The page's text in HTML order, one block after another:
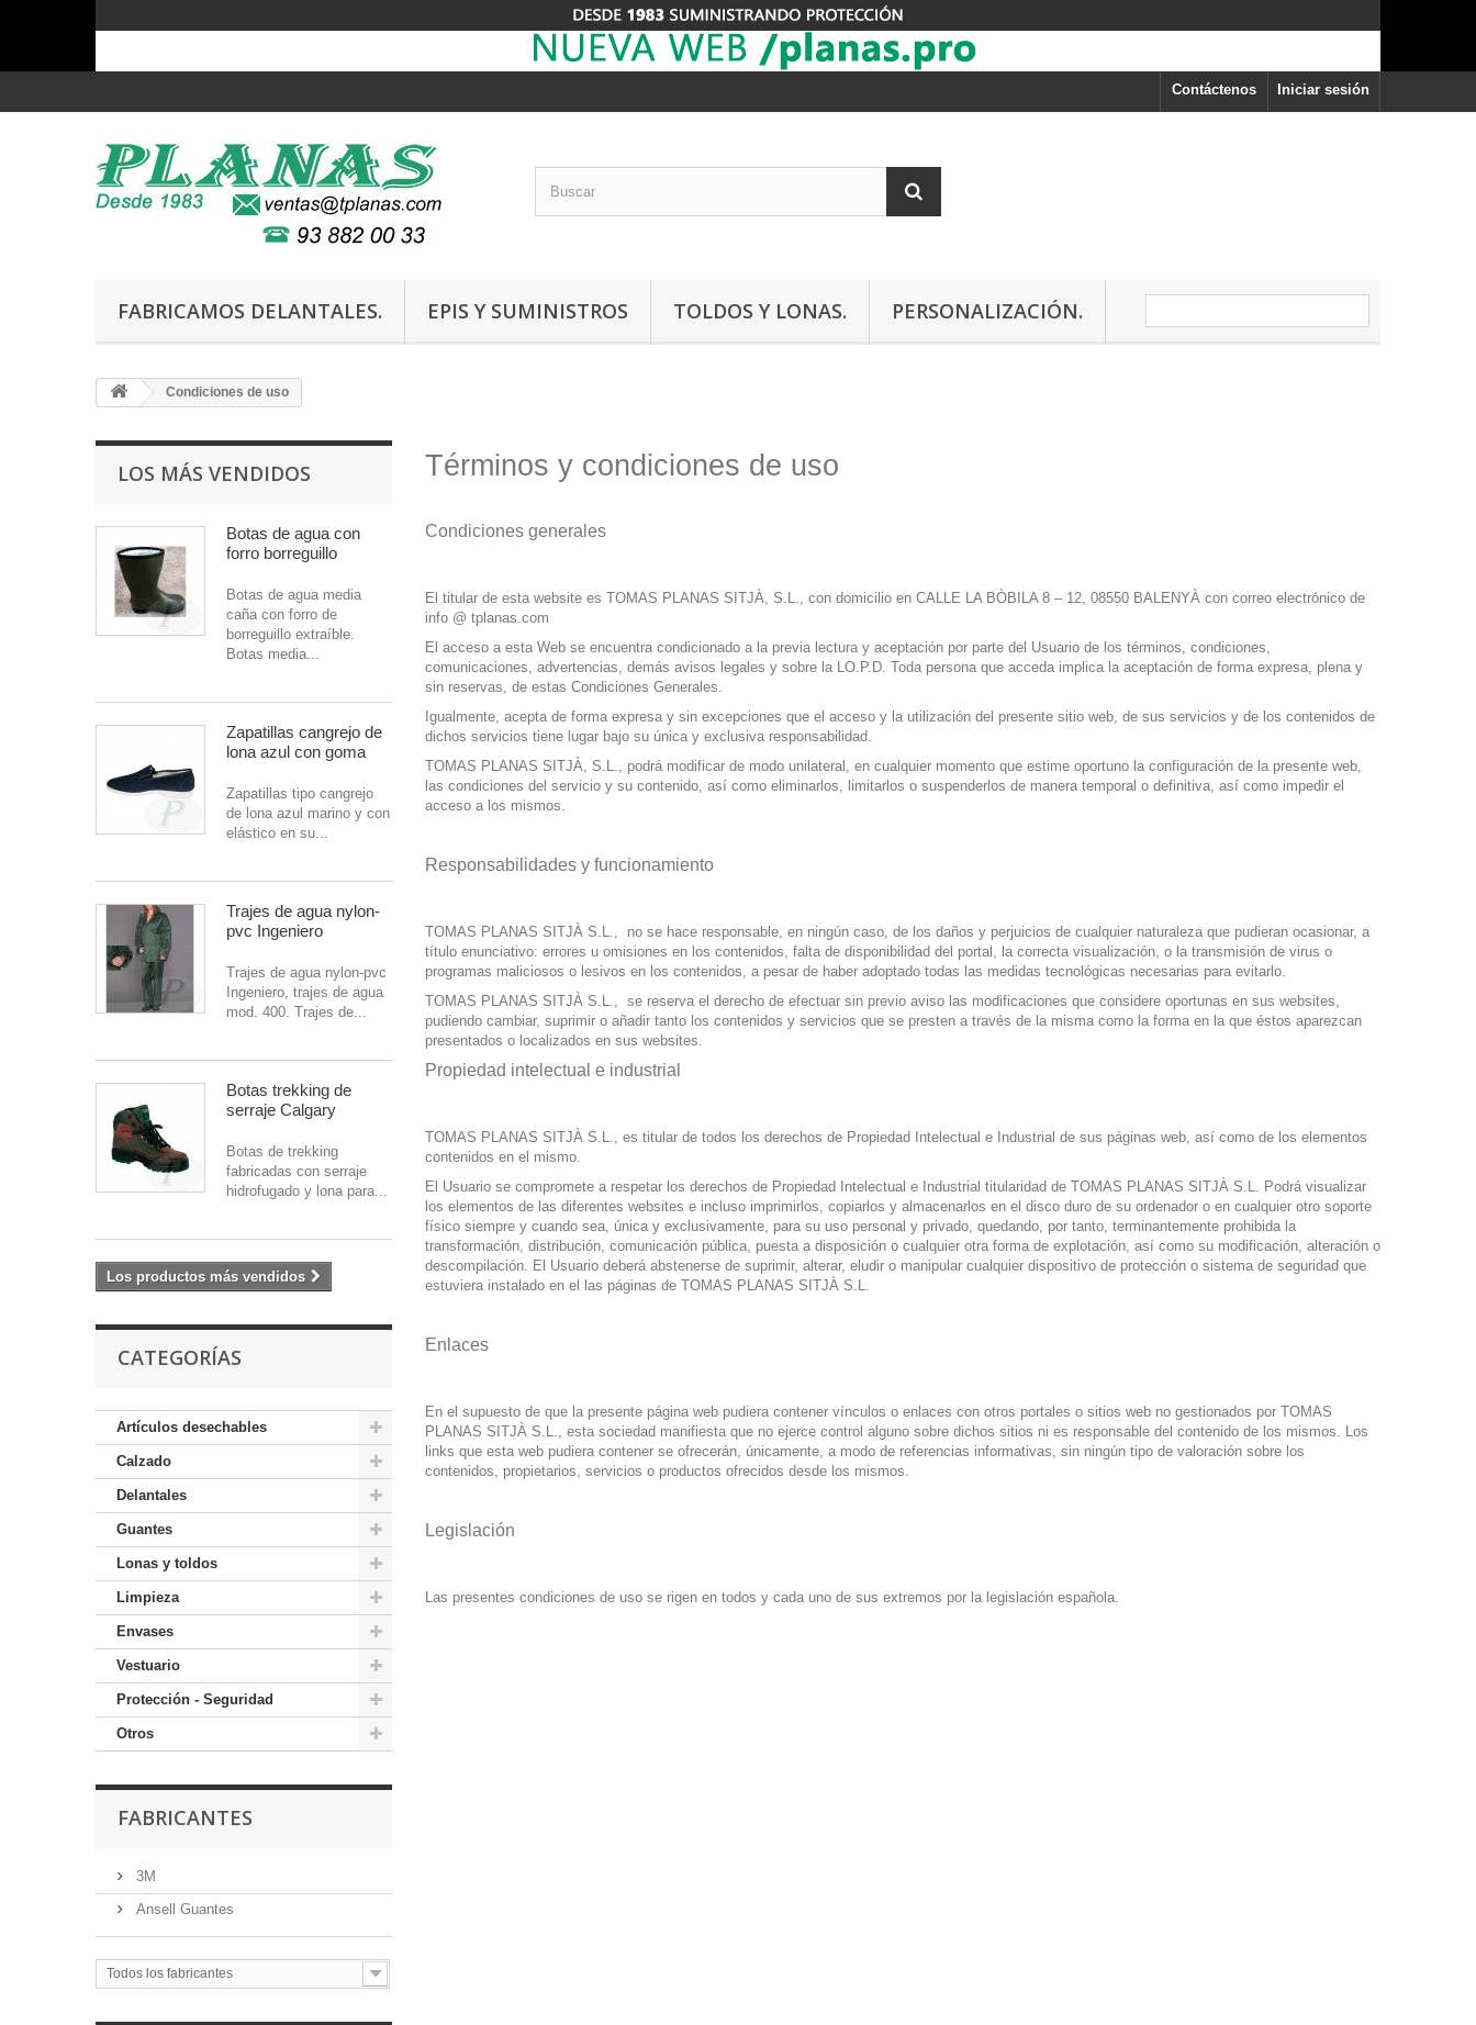
Iniciar sesión
Contáctenos
FABRICAMOS DELANTALES. EPIS Y SUMINISTROS TOLDOS Y LONAS. PERSONALIZACIÓN.
Condiciones de uso
LOS MÁS VENDIDOS
Botas de agua con
forro borreguillo
Botas de agua media
caña con forro de
borreguillo extraíble.
Botas media...
Zapatillas cangrejo de
lona azul con goma
Zapatillas tipo cangrejo
de lona azul marino y con
elástico en su...
Trajes de agua nylon-
pvc Ingeniero
Trajes de agua nylon-pvc
Ingeniero, trajes de agua
mod. 400. Trajes de...
Botas trekking de
serraje Calgary
Botas de trekking
fabricadas con serraje
hidrofugado y lona para...
Los productos más vendidos
CATEGORÍAS
Artículos desechables
Calzado
Delantales
Guantes
Lonas y toldos
Limpieza
Envases
Vestuario
Protección - Seguridad
Otros
FABRICANTES
3M
Ansell Guantes
Todos los fabricantes
Términos y condiciones de uso
Condiciones generales
El titular de esta website es TOMAS PLANAS SITJÀ, S.L., con domicilio en CALLE LA BÒBILA 8 – 12, 08550 BALENYÀ con correo electrónico de
info @ tplanas.com
El acceso a esta Web se encuentra condicionado a la previa lectura y aceptación por parte del Usuario de los términos, condiciones,
comunicaciones, advertencias, demás avisos legales y sobre la LO.P.D. Toda persona que acceda implica la aceptación de forma expresa, plena y
sin reservas, de estas Condiciones Generales.
Igualmente, acepta de forma expresa y sin excepciones que el acceso y la utilización del presente sitio web, de sus servicios y de los contenidos de
dichos servicios tiene lugar bajo su única y exclusiva responsabilidad.
TOMAS PLANAS SITJÀ, S.L., podrá modificar de modo unilateral, en cualquier momento que estime oportuno la configuración de la presente web,
las condiciones del servicio y su contenido, así como eliminarlos, limitarlos o suspenderlos de manera temporal o definitiva, así como impedir el
acceso a los mismos.
Responsabilidades y funcionamiento
TOMAS PLANAS SITJÀ S.L., no se hace responsable, en ningún caso, de los daños y perjuicios de cualquier naturaleza que pudieran ocasionar, a
título enunciativo: errores u omisiones en los contenidos, falta de disponibilidad del portal, la correcta visualización, o la transmisión de virus o
programas maliciosos o lesivos en los contenidos, a pesar de haber adoptado todas las medidas tecnológicas necesarias para evitarlo.
TOMAS PLANAS SITJÀ S.L., se reserva el derecho de efectuar sin previo aviso las modificaciones que considere oportunas en sus websites,
pudiendo cambiar, suprimir o añadir tanto los contenidos y servicios que se presten a través de la misma como la forma en la que éstos aparezcan
presentados o localizados en sus websites.
Propiedad intelectual e industrial
TOMAS PLANAS SITJÀ S.L., es titular de todos los derechos de Propiedad Intelectual e Industrial de sus páginas web, así como de los elementos
contenidos en el mismo.
El Usuario se compromete a respetar los derechos de Propiedad Intelectual e Industrial titularidad de TOMAS PLANAS SITJÀ S.L. Podrá visualizar
los elementos de las diferentes websites e incluso imprimirlos, copiarlos y almacenarlos en el disco duro de su ordenador o en cualquier otro soporte
físico siempre y cuando sea, única y exclusivamente, para su uso personal y privado, quedando, por tanto, terminantemente prohibida la
transformación, distribución, comunicación pública, puesta a disposición o cualquier otra forma de explotación, así como su modificación, alteración o
descompilación. El Usuario deberá abstenerse de suprimir, alterar, eludir o manipular cualquier dispositivo de protección o sistema de seguridad que
estuviera instalado en el las páginas de TOMAS PLANAS SITJÀ S.L.
Enlaces
En el supuesto de que la presente página web pudiera contener vínculos o enlaces con otros portales o sitios web no gestionados por TOMAS
PLANAS SITJÀ S.L., esta sociedad manifiesta que no ejerce control alguno sobre dichos sitios ni es responsable del contenido de los mismos. Los
links que esta web pudiera contener se ofrecerán, únicamente, a modo de referencias informativas, sin ningún tipo de valoración sobre los
contenidos, propietarios, servicios o productos ofrecidos desde los mismos.
Legislación
Las presentes condiciones de uso se rigen en todos y cada uno de sus extremos por la legislación española.